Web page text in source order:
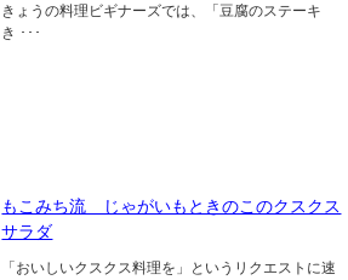
きょうの料理ビギナーズでは、「豆腐のステーキ
き ･･･
もこみち流 じゃがいもときのこのクスクス
サラダ
「おいしいクスクス料理を」というリクエストに速